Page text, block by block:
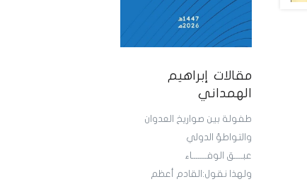
مقالات إبراهيم
الهمداني
طفولة بين صواريخ العدوان
والتواطؤ الدولي
عبــــق الوفـــــــاء
ولهذا نقول:القادم أعظم